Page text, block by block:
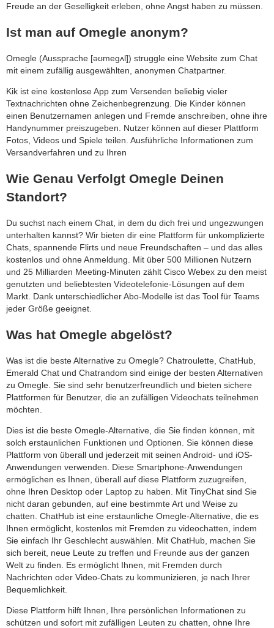
Freude an der Geselligkeit erleben, ohne Angst haben zu müssen.
Ist man auf Omegle anonym?
Omegle (Aussprache [əʊmegʌl]) struggle eine Website zum Chat
mit einem zufällig ausgewählten, anonymen Chatpartner.
Kik ist eine kostenlose App zum Versenden beliebig vieler
Textnachrichten ohne Zeichenbegrenzung. Die Kinder können
einen Benutzernamen anlegen und Fremde anschreiben, ohne ihre
Handynummer preiszugeben. Nutzer können auf dieser Plattform
Fotos, Videos und Spiele teilen. Ausführliche Informationen zum
Versandverfahren und zu Ihren
Wie Genau Verfolgt Omegle Deinen
Standort?
Du suchst nach einem Chat, in dem du dich frei und ungezwungen
unterhalten kannst? Wir bieten dir eine Plattform für unkomplizierte
Chats, spannende Flirts und neue Freundschaften – und das alles
kostenlos und ohne Anmeldung. Mit über 500 Millionen Nutzern
und 25 Milliarden Meeting-Minuten zählt Cisco Webex zu den meist
genutzten und beliebtesten Videotelefonie-Lösungen auf dem
Markt. Dank unterschiedlicher Abo-Modelle ist das Tool für Teams
jeder Größe geeignet.
Was hat Omegle abgelöst?
Was ist die beste Alternative zu Omegle? Chatroulette, ChatHub,
Emerald Chat und Chatrandom sind einige der besten Alternativen
zu Omegle. Sie sind sehr benutzerfreundlich und bieten sichere
Plattformen für Benutzer, die an zufälligen Videochats teilnehmen
möchten.
Dies ist die beste Omegle-Alternative, die Sie finden können, mit
solch erstaunlichen Funktionen und Optionen. Sie können diese
Plattform von überall und jederzeit mit seinen Android- und iOS-
Anwendungen verwenden. Diese Smartphone-Anwendungen
ermöglichen es Ihnen, überall auf diese Plattform zuzugreifen,
ohne Ihren Desktop oder Laptop zu haben. Mit TinyChat sind Sie
nicht daran gebunden, auf eine bestimmte Art und Weise zu
chatten. ChatHub ist eine erstaunliche Omegle-Alternative, die es
Ihnen ermöglicht, kostenlos mit Fremden zu videochatten, indem
Sie einfach Ihr Geschlecht auswählen. Mit ChatHub, machen Sie
sich bereit, neue Leute zu treffen und Freunde aus der ganzen
Welt zu finden. Es ermöglicht Ihnen, mit Fremden durch
Nachrichten oder Video-Chats zu kommunizieren, je nach Ihrer
Bequemlichkeit.
Diese Plattform hilft Ihnen, Ihre persönlichen Informationen zu
schützen und sofort mit zufälligen Leuten zu chatten, ohne Ihre